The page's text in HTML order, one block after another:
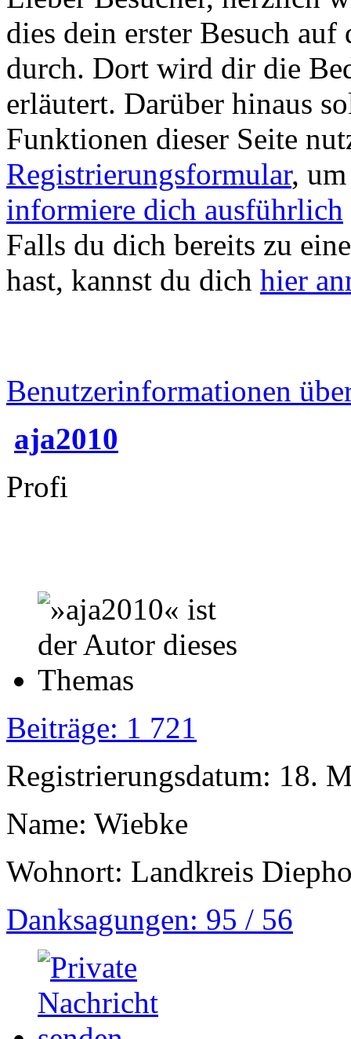
dies dein erster Besuch
durch. Dort wird dir die
erläutert. Darüber hinaus
Funktionen dieser Seite
Registrierungsformular,
informiere dich ausführlich
Falls du dich bereits zu
hast, kannst du dich hier
Benutzerinformationen
aja2010
Profi
Beiträge: 1 721
Registrierungsdatum: 18.
Name: Wiebke
Wohnort: Landkreis
Danksagungen: 95 / 56